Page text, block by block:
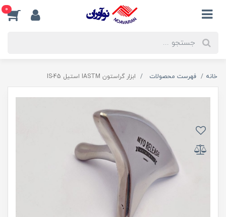
0
خانه فهرست محصولات ابزار گراستون IASTM استیل IS-45